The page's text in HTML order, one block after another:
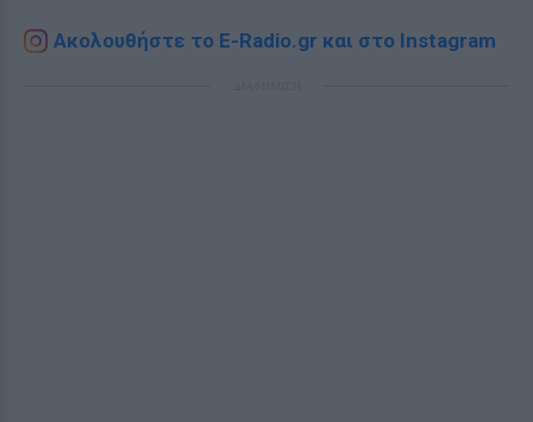
Ακολουθήστε το E-Radio.gr και στο Instagram